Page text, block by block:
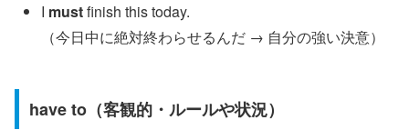
I mustfinish this today.
（今日中に絶対終わらせるんだ → 自分の強い決意）
have to（客観的・ルールや状況）